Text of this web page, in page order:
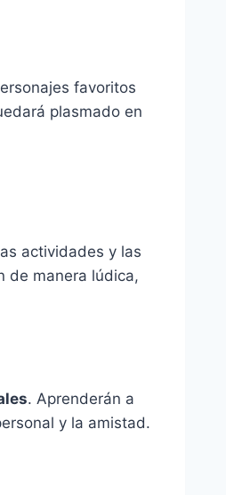
favoritos
plasmado en
actividades y las
de manera lúdica,
. Aprenderán a
y la amistad.